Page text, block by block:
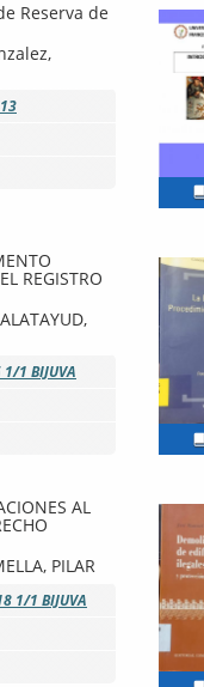
Reserva de
REGISTRO
1 BIJUVA
AL
PILAR
1/1 BIJUVA